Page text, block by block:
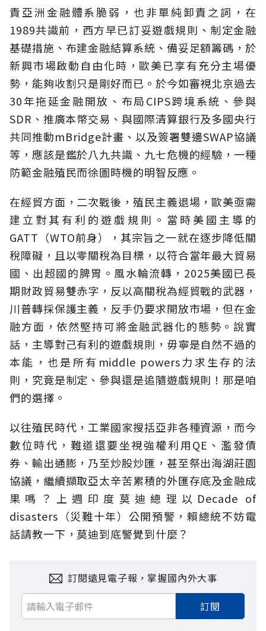
責亞洲金融體系脆弱，也非單純卸責之詞，在
1989共識前，西方早已訂妥遊戲規則、制定金融
基礎措施、布建金融結算系統、備妥足額籌碼，於
新興市場啟動自由化時，歐美已享有充分主場優
勢，能夠收割只是剛好而已。於今如審視北京過去
30年拖延金融開放、布局CIPS跨境系統、參與
SDR、推廣本幣交易、與國際清算銀行及多國央行
共同推動mBridge計畫、以及簽署雙邊SWAP協議
等，應該是鑑於八九共識、九七危機的經驗，一種
防範金融殖民而徐圖時機的明智反應。
在經貿方面，二次戰後，殖民主義退場，歐美亟需
建立對其有利的遊戲規則。當時美國主導的
GATT（WTO前身），其宗旨之一就在逐步降低關
稅障礙，且以零關稅為目標，以符合當年最大貿易
國、出超國的脾胃。風水輪流轉，2025美國已長
期財政貿易雙赤字，反以高關稅為經貿戰的武器，
川普轉採保護主義，反手仍要求開放市場，但在金
融方面，依然堅持可將金融武器化的態勢。說實
話，主導對己有利的遊戲規則，毋寧是自然不過的
本能，也是所有middle powers力求生存的法
則，究竟是制定、參與還是追隨遊戲規則！那是咱
們的選擇。
以往殖民時代，工業國家搜括亞非各種資源，而今
數位時代，難道還要坐視強權利用QE、濫發債
券、輸出通膨，乃至炒股炒匯，甚至祭出海湖莊園
協議，繼續擷取亞太辛苦累積的外匯存底及金融成
果嗎？上週印度莫迪總理以Decade of
disasters（災難十年）公開預警，賴總統不妨電
話請教一下，莫迪到底警覺到什麼？
訂閱遠見電子報，掌握國內外大事
訂閱